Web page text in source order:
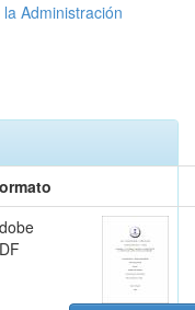
Administración